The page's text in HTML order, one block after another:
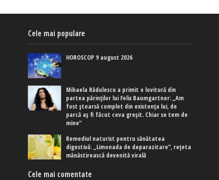
Cele mai populare
HOROSCOP 9 august 2026
Mihaela Rădulescu a primit o lovitură din
partea părinților lui Felix Baumgartner: „Am
fost ștearsă complet din existența lui, de
parcă aș fi făcut ceva greșit. Chiar se tem de
mine”
Remediul naturist pentru sănătatea
digestivă: „Limonada de deparazitare”, rețeta
mănăstirească devenită virală
Cele mai comentate